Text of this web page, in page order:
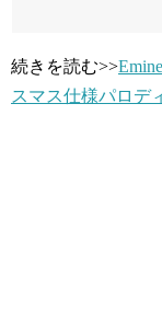
続きを読む>>
スマス仕様パロデ